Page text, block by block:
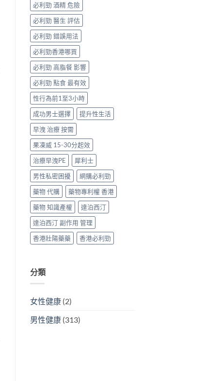
中
必利勁 酒精 危險
必利勁 醫生 評估
必利勁 錯誤用法
必利勁香港哪買
必利勁 高脂餐 影響
必利勁 點食 最有效
性行為前1至3小時
成功男士選擇
提升性生活
早洩 治療 按需
果凍威 15-30分起效
治療早洩PE
犀利士
男性私密困擾
網購必利勁
藥物 代購
藥物專利權 香港
藥物 知識產權
達泊西汀
達泊西汀 副作用 管理
香港壯陽藥藥
香港必利勁
分類
女性健康(2)
男性健康(313)